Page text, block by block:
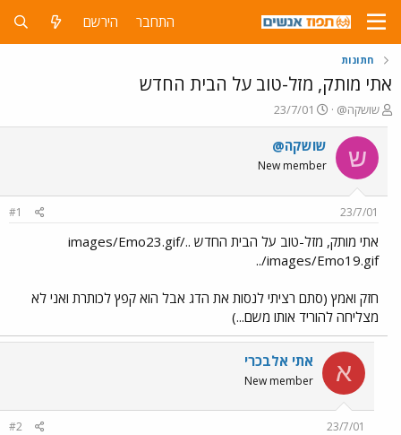
התחבר הירשם
חתונות
אתי מותק, מזל-טוב על הבית החדש
פ
ו
ת
ח
ה
ש
א
שושקה@
פ
ו
ר
ס
ם
ר
י
ך
23/7/01
ש שושקה@
New member
23/7/01
#1
אתי מותק, מזל-טוב על הבית החדש ../images/Emo23.gif
../images/Emo19.gif
חזק ואמץ (סתם רציתי לנסות את הדג אבל הוא קפץ לכותרת ואני לא
מצליחה להוריד אותו משם...)
א אתי אלבכרי
New member
23/7/01
#2